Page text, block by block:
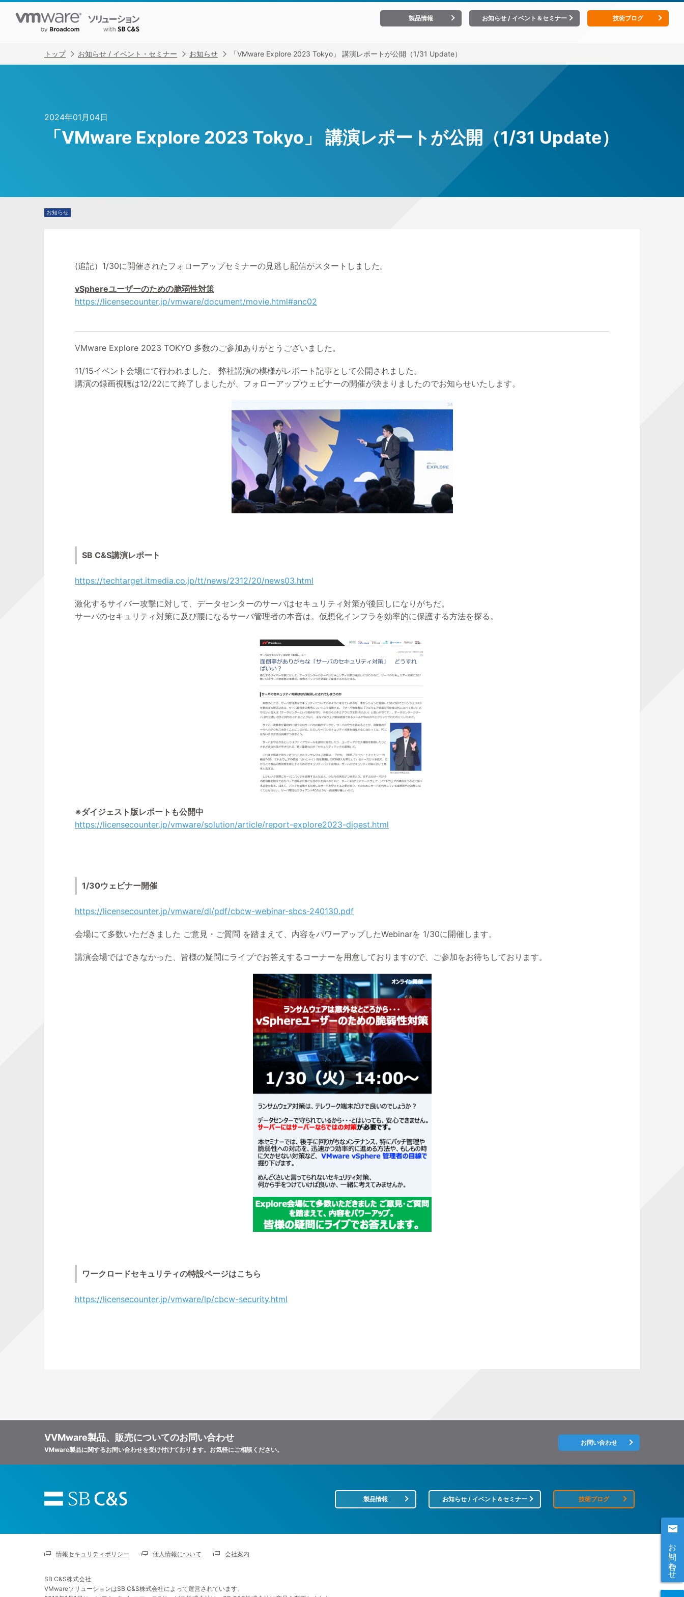
製品情報 お知らせ / イベント＆セミナー 技術ブログ
お問い合わせ
トップ お知らせ / イベント・セミナー お知らせ 「VMware Explore 2023 Tokyo」 講演レポートが公開（1/31 Update）
2024年01月04日
「VMware Explore 2023 Tokyo」 講演レポートが公開（1/31 Update）
お知らせ
(追記）1/30に開催されたフォローアップセミナーの見逃し配信がスタートしました。
vSphereユーザーのための脆弱性対策
https://licensecounter.jp/vmware/document/movie.html#anc02
VMware Explore 2023 TOKYO 多数のご参加ありがとうございました。
11/15イベント会場にて行われました、 弊社講演の模様がレポート記事として公開されました。
講演の録画視聴は12/22にて終了しましたが、フォローアップウェビナーの開催が決まりましたのでお知らせいたします。
SB C&S講演レポート
https://techtarget.itmedia.co.jp/tt/news/2312/20/news03.html
激化するサイバー攻撃に対して、データセンターのサーバはセキュリティ対策が後回しになりがちだ。
サーバのセキュリティ対策に及び腰になるサーバ管理者の本音は。仮想化インフラを効率的に保護する方法を探る。
※ダイジェスト版レポートも公開中
https://licensecounter.jp/vmware/solution/article/report-explore2023-digest.html
1/30ウェビナー開催
https://licensecounter.jp/vmware/dl/pdf/cbcw-webinar-sbcs-240130.pdf
会場にて多数いただきました ご意⾒・ご質問 を踏まえて、内容をパワーアップしたWebinarを 1/30に開催します。
講演会場ではできなかった、皆様の疑問にライブでお答えするコーナーを用意しておりますので、ご参加をお待ちしております。
ワークロードセキュリティの特設ページはこちら
https://licensecounter.jp/vmware/lp/cbcw-security.html
VVMware製品、販売についてのお問い合わせ
VMware製品に関するお問い合わせを受け付けております。お気軽にご相談ください。
お問い合わせ
製品情報 お知らせ / イベント＆セミナー 技術ブログ
情報セキュリティポリシー 個人情報について 会社案内
SB C&S株式会社
VMwareソリューションはSB C&S株式会社によって運営されています。